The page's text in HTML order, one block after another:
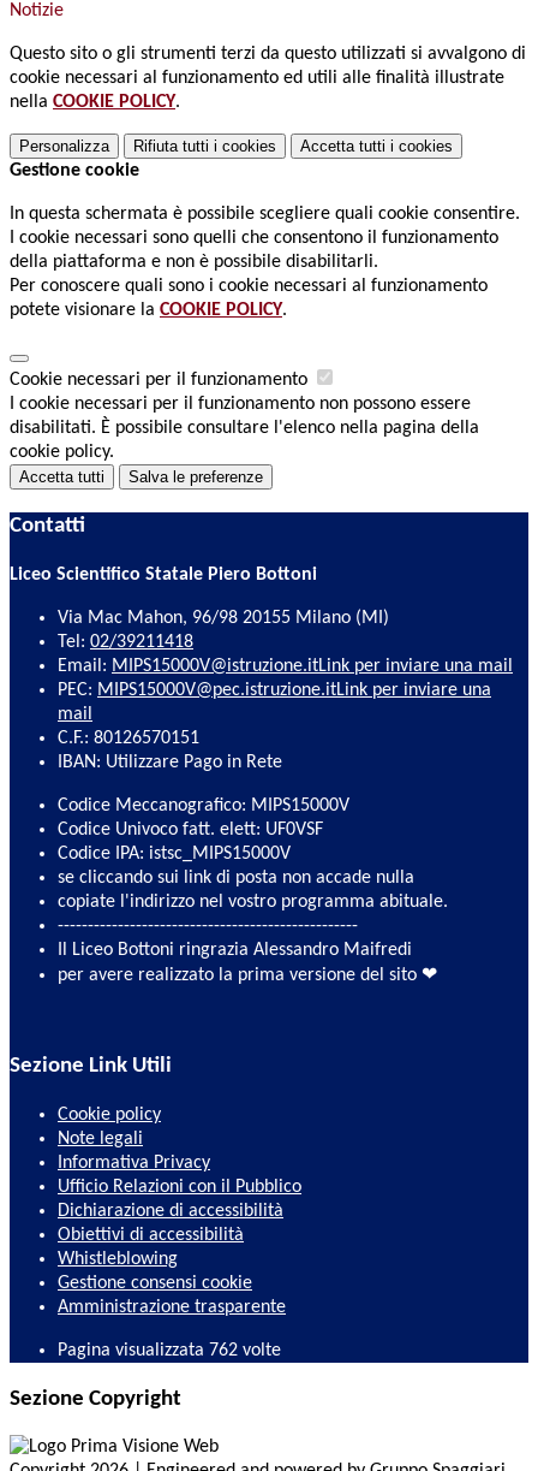
Notizie
Questo sito o gli strumenti terzi da questo utilizzati si avvalgono di
cookie necessari al funzionamento ed utili alle finalità illustrate
nella COOKIE POLICY.
Personalizza Rifiuta tutti i cookies Accetta tutti i cookies
Gestione cookie
In questa schermata è possibile scegliere quali cookie consentire.
I cookie necessari sono quelli che consentono il funzionamento
della piattaforma e non è possibile disabilitarli.
Per conoscere quali sono i cookie necessari al funzionamento
potete visionare la COOKIE POLICY.
Cookie necessari per il funzionamento
I cookie necessari per il funzionamento non possono essere
disabilitati. È possibile consultare l'elenco nella pagina della
cookie policy.
Accetta tutti Salva le preferenze
Contatti
Liceo Scientifico Statale Piero Bottoni
Via Mac Mahon, 96/98 20155 Milano (MI)
Tel: 02/39211418
Email: MIPS15000V@istruzione.itLink per inviare una mail
PEC: MIPS15000V@pec.istruzione.itLink per inviare una
mail
C.F.: 80126570151
IBAN: Utilizzare Pago in Rete
Codice Meccanografico: MIPS15000V
Codice Univoco fatt. elett: UF0VSF
Codice IPA: istsc_MIPS15000V
se cliccando sui link di posta non accade nulla
copiate l'indirizzo nel vostro programma abituale.
--------------------------------------------------
Il Liceo Bottoni ringrazia Alessandro Maifredi
per avere realizzato la prima versione del sito ❤
Sezione Link Utili
Cookie policy
Note legali
Informativa Privacy
Ufficio Relazioni con il Pubblico
Dichiarazione di accessibilità
Obiettivi di accessibilità
Whistleblowing
Gestione consensi cookie
Amministrazione trasparente
Pagina visualizzata 762 volte
Sezione Copyright